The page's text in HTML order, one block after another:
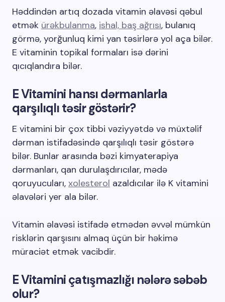
Həddindən artıq dozada vitamin əlavəsi qəbul
etmək ürəkbulanma, ishal, baş ağrısı, bulanıq
görmə, yorğunluq kimi yan təsirlərə yol aça bilər.
E vitaminin topikal formaları isə dərini
qıcıqlandıra bilər.
E Vitamini hansı dərmanlarla
qarşılıqlı təsir göstərir?
E vitamini bir çox tibbi vəziyyətdə və müxtəlif
dərman istifadəsində qarşılıqlı təsir göstərə
bilər. Bunlar arasında bəzi kimyaterapiya
dərmanları, qan durulaşdırıcılar, mədə
qoruyucuları, xolesterol azaldıcılar ilə K vitamini
əlavələri yer ala bilər.
Vitamin əlavəsi istifadə etmədən əvvəl mümkün
risklərin qarşısını almaq üçün bir həkimə
müraciət etmək vacibdir.
E Vitamini çatışmazlığı nələrə səbəb
olur?